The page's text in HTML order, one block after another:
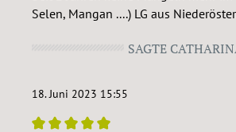
Selen, Mangan ....) LG aus
SAGTE
18. Juni 2023 15:55